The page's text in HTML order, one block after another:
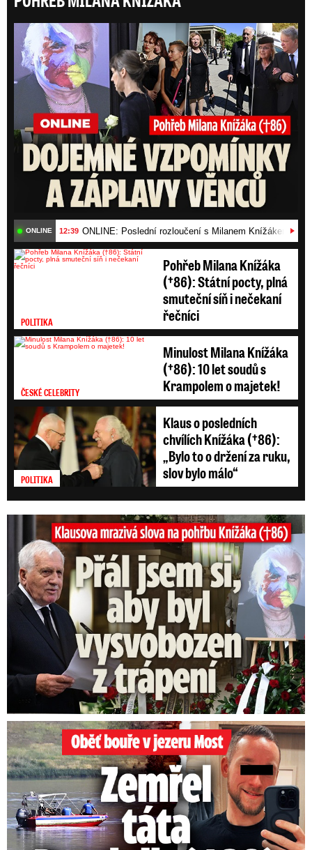
ONLINE 12:39 ONLINE: Poslední rozloučení s Milanem Knížákem
POLITIKA
Pohřeb Milana Knížáka
(†86): Státní pocty, plná
smuteční síň i nečekaní
řečníci
ČESKÉ CELEBRITY
Minulost Milana Knížáka
(†86): 10 let soudů s
Krampolem o majetek!
POLITIKA
Klaus o posledních
chvílích Knížáka (†86):
„Bylo to o držení za ruku,
slov bylo málo“
Klausova mrazivá slova na pohřbu Knížáka: Přál jsem si...
Oběť bouře v jezeru Most: Zemřel táta Dominik (†28)